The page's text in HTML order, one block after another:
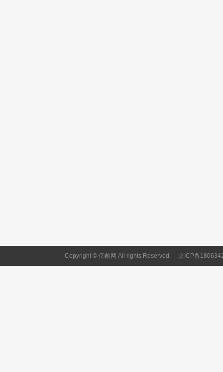
Copyright © 亿豹网 All rights Reserved. 京ICP备